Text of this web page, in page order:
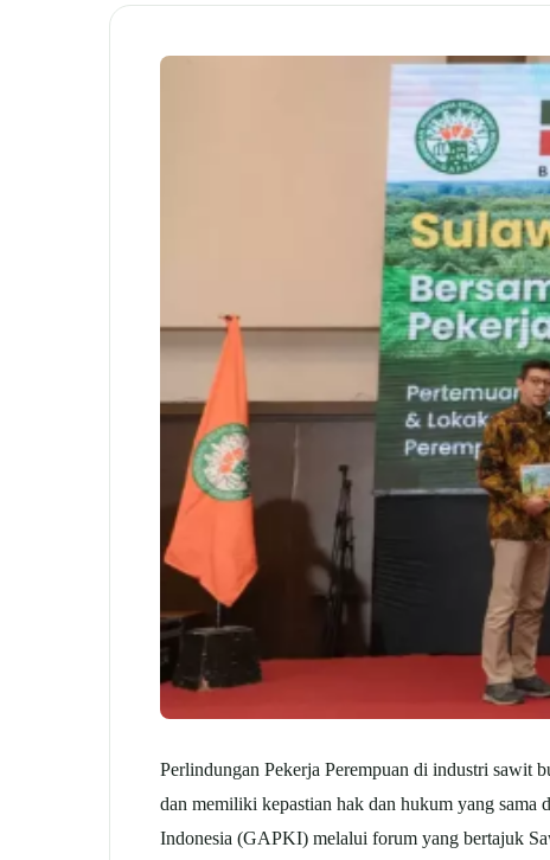
Perlindungan Pekerja Perempuan di industri sawit
dan memiliki kepastian hak dan hukum yang sama
Indonesia (GAPKI) melalui forum yang bertajuk